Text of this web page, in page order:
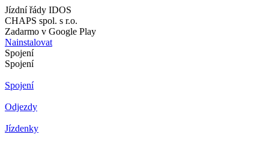
Jízdní řády IDOS
CHAPS spol. s r.o.
Zadarmo v Google Play
Nainstalovat
Spojení
Spojení
Spojení
Odjezdy
Jízdenky